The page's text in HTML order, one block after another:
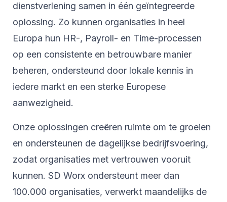
dienstverlening samen in één geïntegreerde
oplossing. Zo kunnen organisaties in heel
Europa hun HR-, Payroll- en Time-processen
op een consistente en betrouwbare manier
beheren, ondersteund door lokale kennis in
iedere markt en een sterke Europese
aanwezigheid.
Onze oplossingen creëren ruimte om te groeien
en ondersteunen de dagelijkse bedrijfsvoering,
zodat organisaties met vertrouwen vooruit
kunnen. SD Worx ondersteunt meer dan
100.000 organisaties, verwerkt maandelijks de